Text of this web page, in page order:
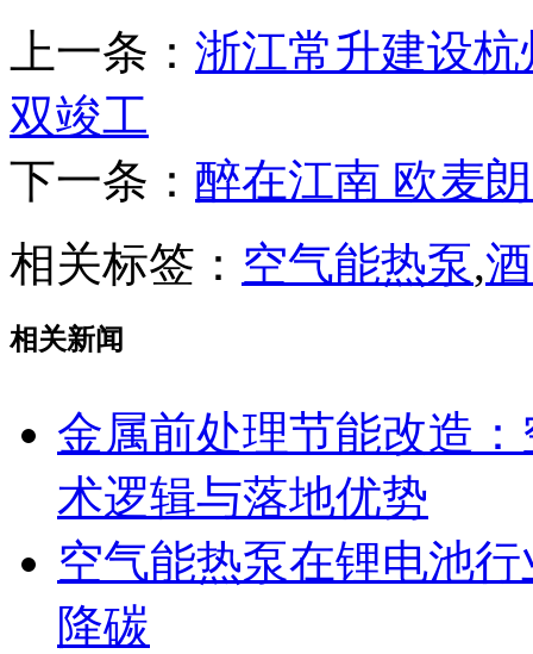
上一条： 浙江常升建设
双竣工
下一条： 醉在江南 欧麦
相关标签： 空气能热泵,
相关新闻
金属前处理节能改造
术逻辑与落地优势
空气能热泵在锂电池
降碳